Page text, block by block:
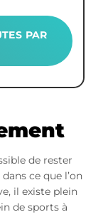
PAR
de rester
ce que l’on
il existe plein
de sports à